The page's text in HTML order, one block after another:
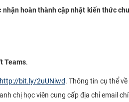
nhận hoàn thành cập nhật kiến thức
Teams.
http://bit.ly/2uUNiwd. Thông tin cụ thể
chị học viên cung cấp địa chỉ email